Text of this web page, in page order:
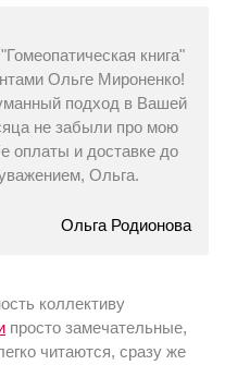
книга"
Ольге Мироненко!
подход в Вашей
не забыли про мою
оплаты и доставке до
Ольга.
Ольга Родионова
коллективу
просто замечательные,
читаются, сразу же